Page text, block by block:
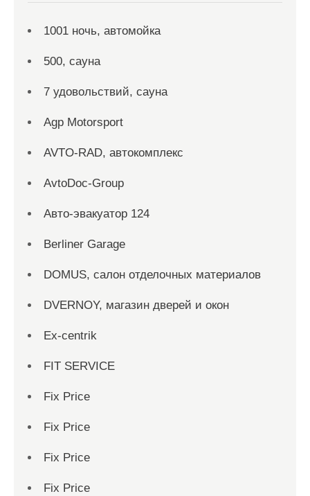
1001 ночь, автомойка
500, сауна
7 удовольствий, сауна
Agp Motorsport
AVTO-RAD, автокомплекс
AvtoDoc-Group
Aвто-эвакуатор 124
Berliner Garage
DOMUS, салон отделочных материалов
DVERNOY, магазин дверей и окон
Ex-centrik
FIT SERVICE
Fix Price
Fix Price
Fix Price
Fix Price